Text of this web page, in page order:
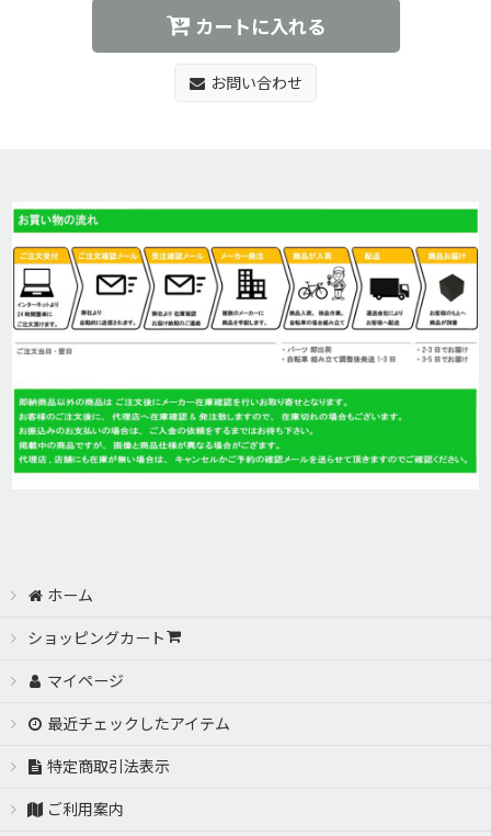
カートに入れる
お問い合わせ
ホーム
ショッピングカート
マイページ
最近チェックしたアイテム
特定商取引法表示
ご利用案内